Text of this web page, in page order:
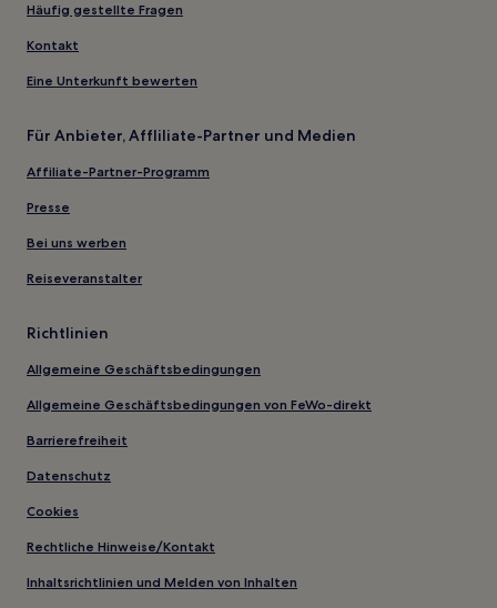
Häufig gestellte Fragen
Kontakt
Eine Unterkunft bewerten
Für Anbieter, Affliliate-Partner und Medien
Affiliate-Partner-Programm
Presse
Bei uns werben
Reiseveranstalter
Richtlinien
Allgemeine Geschäftsbedingungen
Allgemeine Geschäftsbedingungen von FeWo-direkt
Barrierefreiheit
Datenschutz
Cookies
Rechtliche Hinweise/Kontakt
Inhaltsrichtlinien und Melden von Inhalten